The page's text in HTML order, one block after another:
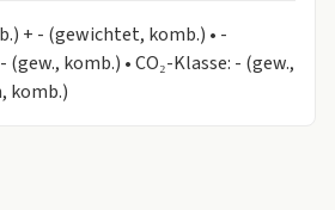
+ - (gewichtet, komb.) • -
komb.) • CO₂-Klasse: - (gew.,
komb.)